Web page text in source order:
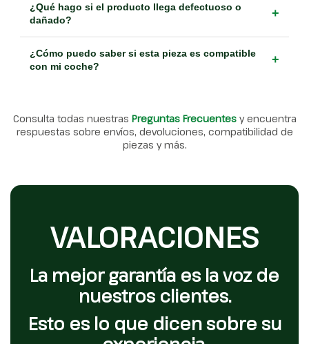
¿Qué hago si el producto llega defectuoso o
dañado?
+
¿Cómo puedo saber si esta pieza es compatible
con mi coche?
+
Consulta todas nuestras Preguntas Frecuentes y encuentra
respuestas sobre envíos, devoluciones, compatibilidad de
piezas y más.
VALORACIONES
La mejor garantía es la voz de
nuestros clientes.
Esto es lo que dicen sobre su